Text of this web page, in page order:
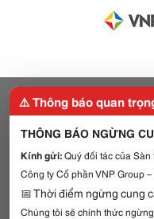
⚠️ Thông báo quan
THÔNG BÁO NGỪNG
Kính gửi:Quý đối tác của
Công ty Cổ phần VNP Group
📅 Thời điểm ngừng cung
Chúng tôi sẽ chính thức